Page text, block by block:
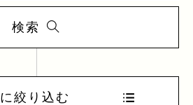
検索
絞り込む